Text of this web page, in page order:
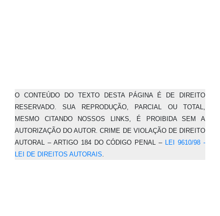
O CONTEÚDO DO TEXTO DESTA PÁGINA É DE DIREITO
RESERVADO. SUA REPRODUÇÃO, PARCIAL OU TOTAL,
MESMO CITANDO NOSSOS LINKS, É PROIBIDA SEM A
AUTORIZAÇÃO DO AUTOR. CRIME DE VIOLAÇÃO DE DIREITO
AUTORAL – ARTIGO 184 DO CÓDIGO PENAL – LEI 9610/98 -
LEI DE DIREITOS AUTORAIS.